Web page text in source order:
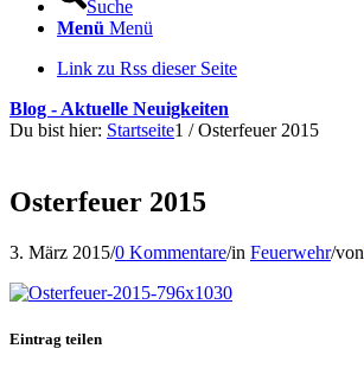
Suche
Menü Menü
Link zu Rss dieser Seite
Blog - Aktuelle Neuigkeiten
Du bist hier: Startseite1 / Osterfeuer 2015
Osterfeuer 2015
3. März 2015/0 Kommentare/in Feuerwehr/von
Eintrag teilen